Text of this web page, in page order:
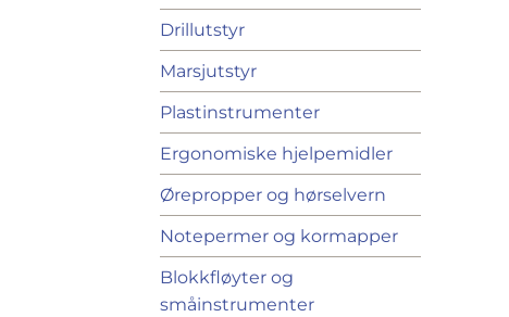
Drillutstyr
Marsjutstyr
Plastinstrumenter
Ergonomiske hjelpemidler
Ørepropper og hørselvern
Notepermer og kormapper
Blokkfløyter og
småinstrumenter